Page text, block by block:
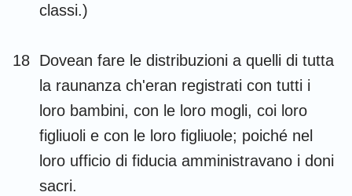
classi.)
18 Dovean fare le distribuzioni a quelli di tutta
la raunanza ch'eran registrati con tutti i
loro bambini, con le loro mogli, coi loro
figliuoli e con le loro figliuole; poiché nel
loro ufficio di fiducia amministravano i doni
sacri.